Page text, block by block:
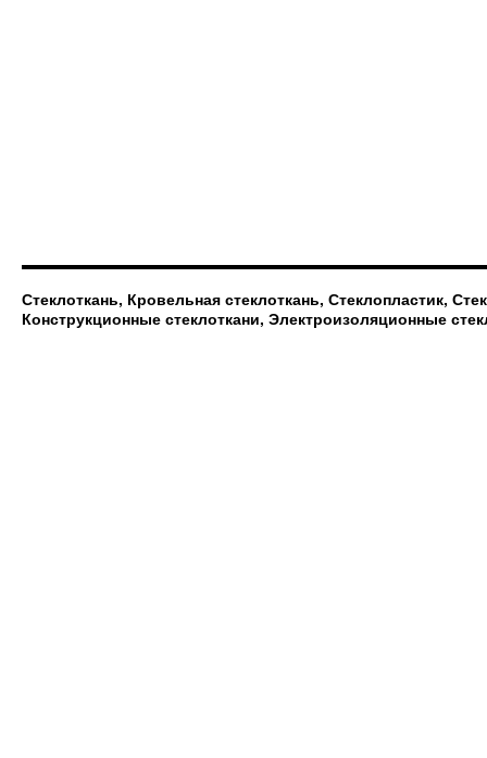
Стеклоткань, Кровельная стеклоткань, Стеклопластик,
Конструкционные стеклоткани, Электроизоляционные